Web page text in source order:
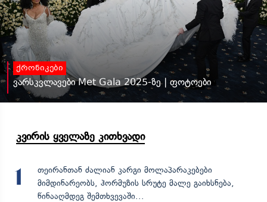
ქრონიკები
ვარსკვლავები Met Gala 2025-ზე | ფოტოები
კვირის ყველაზე კითხვადი
1
თეირანთან ძალიან კარგი მოლაპარაკებები
მიმდინარეობს, ჰორმუზის სრუტე მალე გაიხსნება,
წინააღმდეგ შემთხვევაში...